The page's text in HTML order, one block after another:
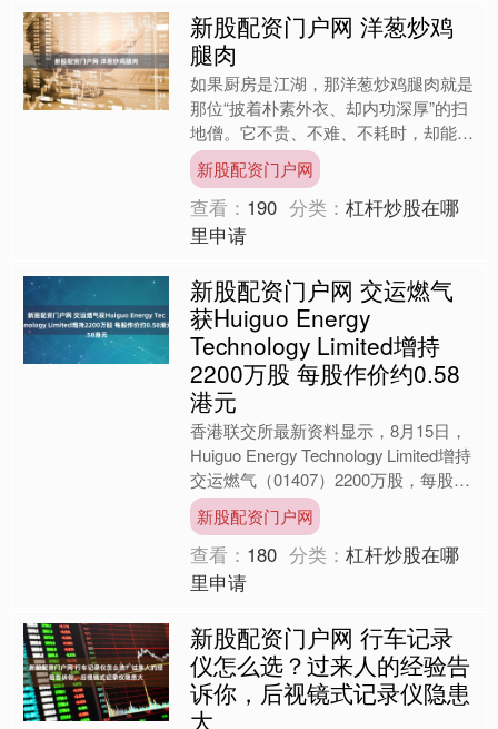
新股配资门户网 洋葱炒鸡
腿肉
如果厨房是江湖，那洋葱炒鸡腿肉就是
那位“披着朴素外衣、却内功深厚”的扫
地僧。它不贵、不难、不耗时，却能在
15 分钟内把饥肠辘辘的全家人收服得
服服帖帖。我第一次....
新股配资门户网
查看： 190 分类：杠杆炒股在哪
里申请
新股配资门户网 交运燃气
获Huiguo Energy
Technology Limited增持
2200万股 每股作价约0.58
港元
香港联交所最新资料显示，8月15日，
Huiguo Energy Technology Limited增持
交运燃气（01407）2200万股，每股作
价0.578港....
新股配资门户网
查看： 180 分类：杠杆炒股在哪
里申请
新股配资门户网 行车记录
仪怎么选？过来人的经验告
诉你，后视镜式记录仪隐患
大